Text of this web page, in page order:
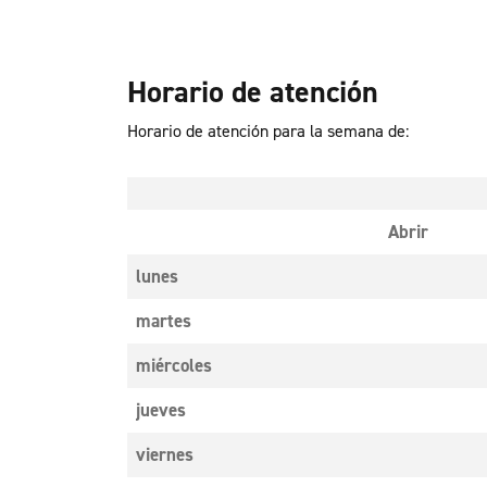
Horario de atención
Horario de atención para la semana de:
Abrir
lunes
martes
miércoles
jueves
viernes